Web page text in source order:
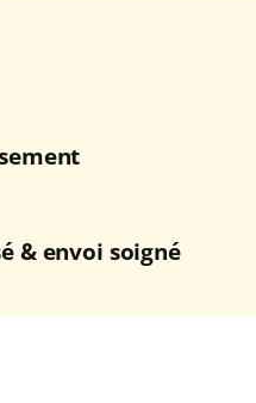
& envoi soigné